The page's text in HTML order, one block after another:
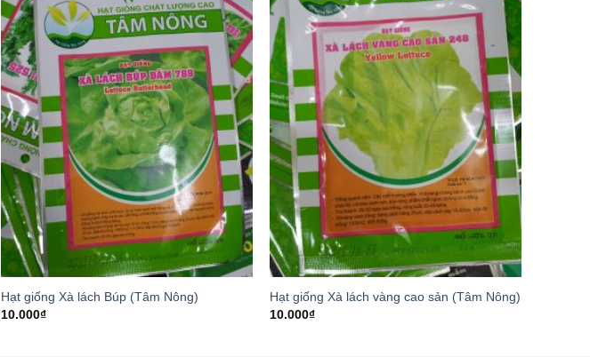
Hạt giống Xà lách Búp (Tâm Nông)
10.000₫
Hạt giống Xà lách vàng cao sản (Tâm Nông)
10.000₫